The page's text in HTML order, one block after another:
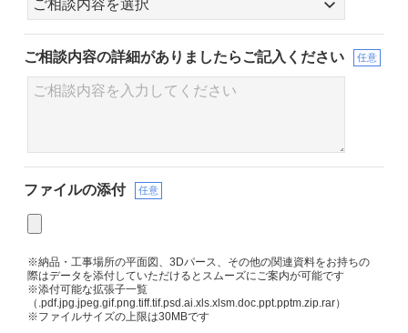
ご相談内容の詳細がありましたらご記入ください 任意
ファイルの添付 任意
※納品・工事場所の平面図、3Dパース、その他の関連資料をお持ちの
際はデータを添付していただけるとスムーズにご案内が可能です
※添付可能な拡張子一覧
（.pdf.jpg.jpeg.gif.png.tiff.tif.psd.ai.xls.xlsm.doc.ppt.pptm.zip.rar）
※ファイルサイズの上限は30MBです